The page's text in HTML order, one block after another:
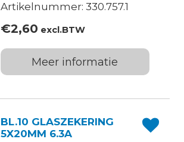
Artikelnummer: 330.757.1
€2,60 excl.BTW
Meer informatie
BL.10 GLASZEKERING
5X20MM 6.3A